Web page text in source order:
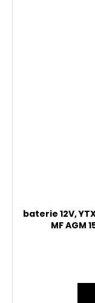
baterie 12V,
MF AGM